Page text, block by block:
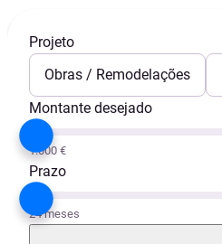
Projeto
Obras / Remodelações
Montante desejado
1.000 €
Prazo
24 meses